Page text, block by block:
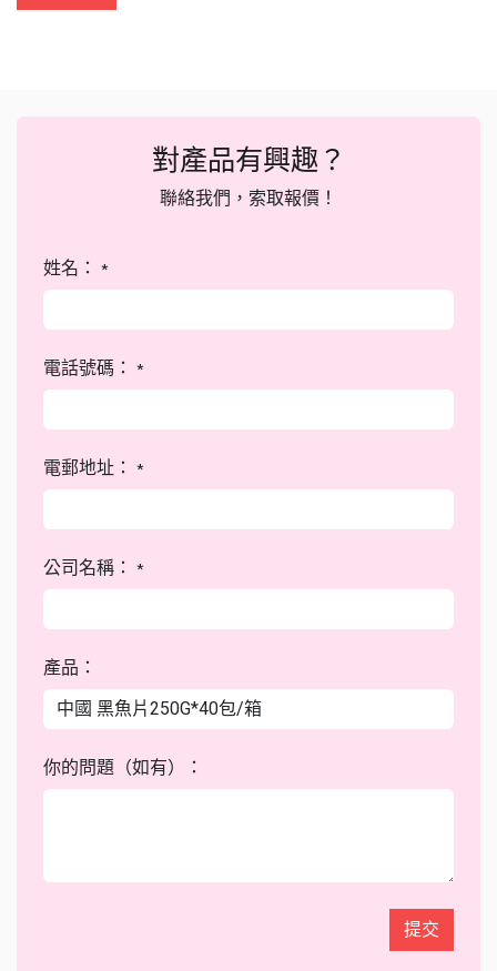
對產品有興趣？
聯絡我們，索取報價！
姓名： *
電話號碼： *
電郵地址： *
公司名稱： *
產品：
你的問題（如有）：
提交